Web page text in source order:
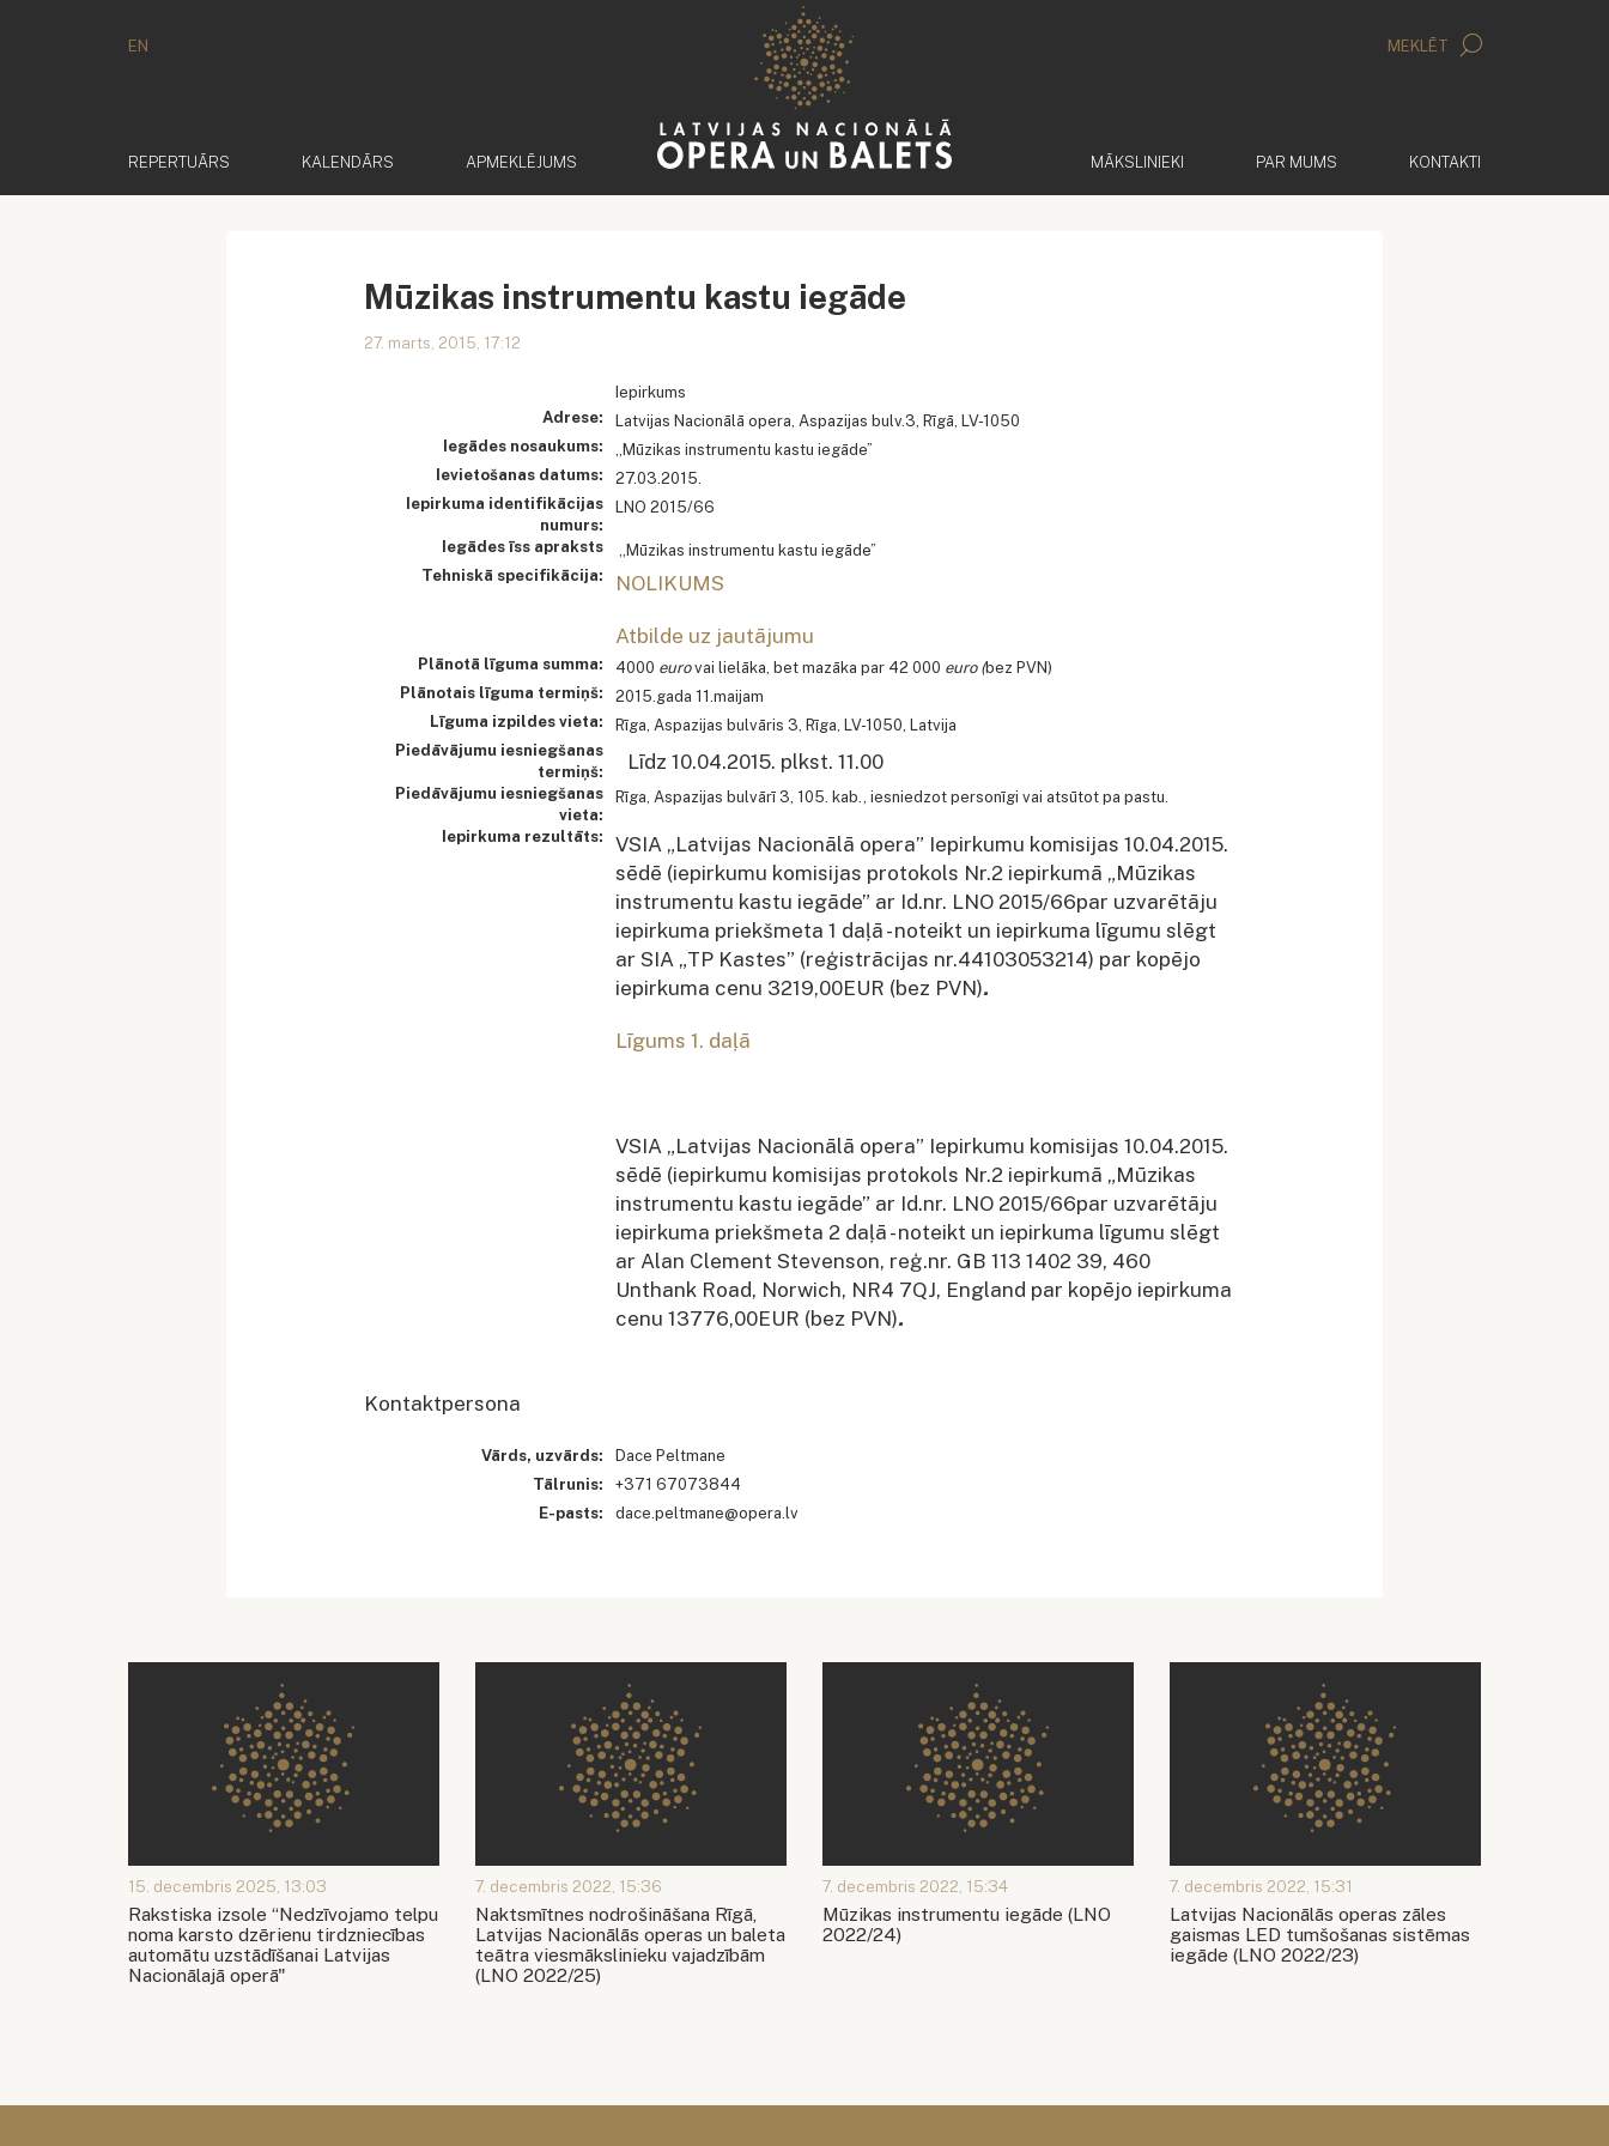
EN MEKLĒT
REPERTUĀRS KALENDĀRS APMEKLĒJUMS MĀKSLINIEKI PAR MUMS KONTAKTI
Mūzikas instrumentu kastu iegāde
27. marts, 2015, 17:12
Iepirkums
Adrese:
Latvijas Nacionālā opera, Aspazijas bulv.3, Rīgā, LV-1050
Iegādes nosaukums:
„Mūzikas instrumentu kastu iegāde”
Ievietošanas datums:
27.03.2015.
Iepirkuma identifikācijas
numurs:
LNO 2015/66
Iegādes īss apraksts
„Mūzikas instrumentu kastu iegāde”
Tehniskā specifikācija:
NOLIKUMS
Atbilde uz jautājumu
Plānotā līguma summa: 4000 eurovai lielāka, bet mazāka par 42 000 euro (bez PVN)
Plānotais līguma termiņš:
2015.gada 11.maijam
Līguma izpildes vieta:
Rīga, Aspazijas bulvāris 3, Rīga, LV-1050, Latvija
Piedāvājumu iesniegšanas
termiņš:
Līdz 10.04.2015. plkst. 11.00
Piedāvājumu iesniegšanas
vieta:
Rīga, Aspazijas bulvārī 3, 105. kab., iesniedzot personīgi vai atsūtot pa pastu.
Iepirkuma rezultāts:
VSIA „Latvijas Nacionālā opera” Iepirkumu komisijas 10.04.2015.
sēdē (iepirkumu komisijas protokols Nr.2 iepirkumā „Mūzikas
instrumentu kastu iegāde” ar Id.nr. LNO 2015/66par uzvarētāju
iepirkuma priekšmeta 1 daļā - noteikt un iepirkuma līgumu slēgt
ar SIA „TP Kastes” (reģistrācijas nr.44103053214) par kopējo
iepirkuma cenu 3219,00EUR (bez PVN).
Līgums 1. daļā
VSIA „Latvijas Nacionālā opera” Iepirkumu komisijas 10.04.2015.
sēdē (iepirkumu komisijas protokols Nr.2 iepirkumā „Mūzikas
instrumentu kastu iegāde” ar Id.nr. LNO 2015/66par uzvarētāju
iepirkuma priekšmeta 2 daļā - noteikt un iepirkuma līgumu slēgt
ar Alan Clement Stevenson, reģ.nr. GB 113 1402 39, 460
Unthank Road, Norwich, NR4 7QJ, England par kopējo iepirkuma
cenu 13776,00EUR (bez PVN).
Kontaktpersona
Vārds, uzvārds:
Dace Peltmane
Tālrunis:
+371 67073844
E-pasts:
dace.peltmane@opera.lv
15. decembris 2025, 13:03
Rakstiska izsole “Nedzīvojamo telpu
noma karsto dzērienu tirdzniecības
automātu uzstādīšanai Latvijas
Nacionālajā operā"
7. decembris 2022, 15:36
Naktsmītnes nodrošināšana Rīgā,
Latvijas Nacionālās operas un baleta
teātra viesmākslinieku vajadzībām
(LNO 2022/25)
7. decembris 2022, 15:34
Mūzikas instrumentu iegāde (LNO
2022/24)
7. decembris 2022, 15:31
Latvijas Nacionālās operas zāles
gaismas LED tumšošanas sistēmas
iegāde (LNO 2022/23)